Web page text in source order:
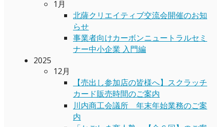
1月
北薩クリエイティブ交流会開催のお知
らせ
事業者向けカーボンニュートラルセミ
ナー中小企業 入門編
2025
12月
【売出し参加店の皆様へ】スクラッチ
カード販売時間のご案内
川内商工会議所 年末年始業務のご案
内